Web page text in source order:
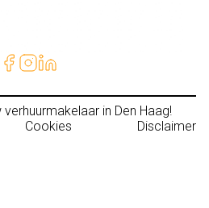
in Den Haag!
Cookies Disclaimer